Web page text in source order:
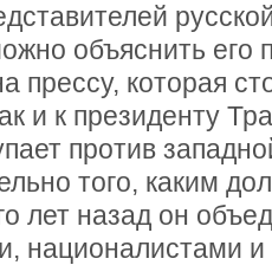
объяснить его
прессу, которая
и к президенту
против
того, каким
лет назад он
националистами